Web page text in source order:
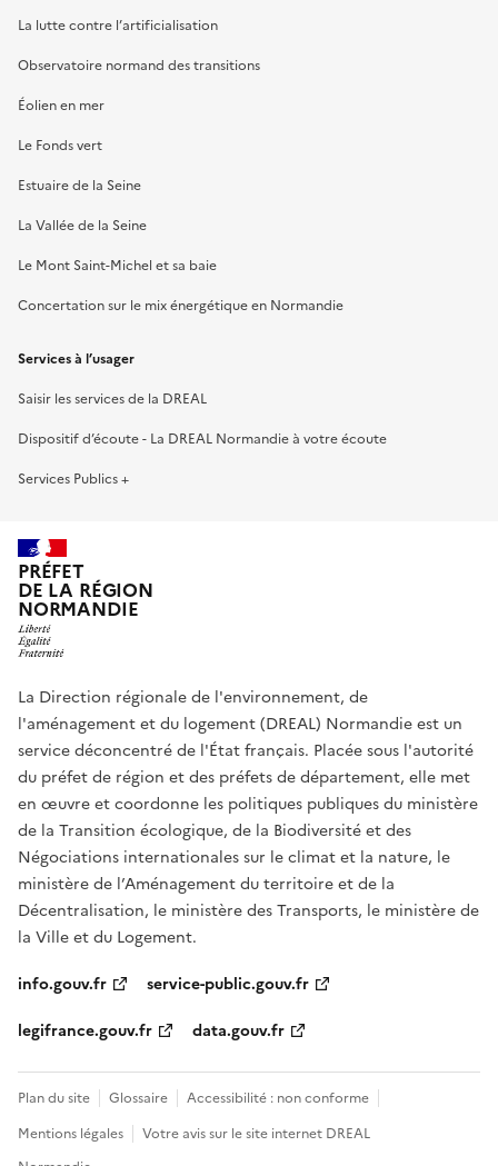
La lutte contre l’artificialisation
Observatoire normand des transitions
Éolien en mer
Le Fonds vert
Estuaire de la Seine
La Vallée de la Seine
Le Mont Saint-Michel et sa baie
Concertation sur le mix énergétique en Normandie
Services à l’usager
Saisir les services de la DREAL
Dispositif d’écoute - La DREAL Normandie à votre écoute
Services Publics +
PRÉFET
DE LA RÉGION
NORMANDIE
La Direction régionale de l'environnement, de
l'aménagement et du logement (DREAL) Normandie est un
service déconcentré de l'État français. Placée sous l'autorité
du préfet de région et des préfets de département, elle met
en œuvre et coordonne les politiques publiques du ministère
de la Transition écologique, de la Biodiversité et des
Négociations internationales sur le climat et la nature, le
ministère de l’Aménagement du territoire et de la
Décentralisation, le ministère des Transports, le ministère de
la Ville et du Logement.
info.gouv.fr
service-public.gouv.fr
legifrance.gouv.fr
data.gouv.fr
Plan du site Glossaire
Accessibilité : non conforme
Mentions légales
Votre avis sur le site internet DREAL